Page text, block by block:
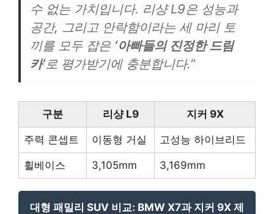
수 없는 가치입니다. 리샹 L9은 성능과
공간, 그리고 안락함이라는 세 마리 토
끼를 모두 잡은 ‘아빠들의 진정한 드림
카’로 평가받기에 충분합니다.”
구분 리샹 L9 지커 9X
주력 콘셉트 이동형 거실 고성능 하이브리드
휠베이스 3,105mm 3,169mm
대형 패밀리 SUV 비교: BMW X7과 지커 9X 제